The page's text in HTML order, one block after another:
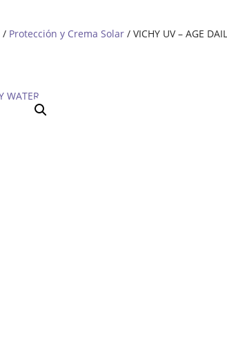
/ Protección y Crema Solar / VICHY UV – AGE